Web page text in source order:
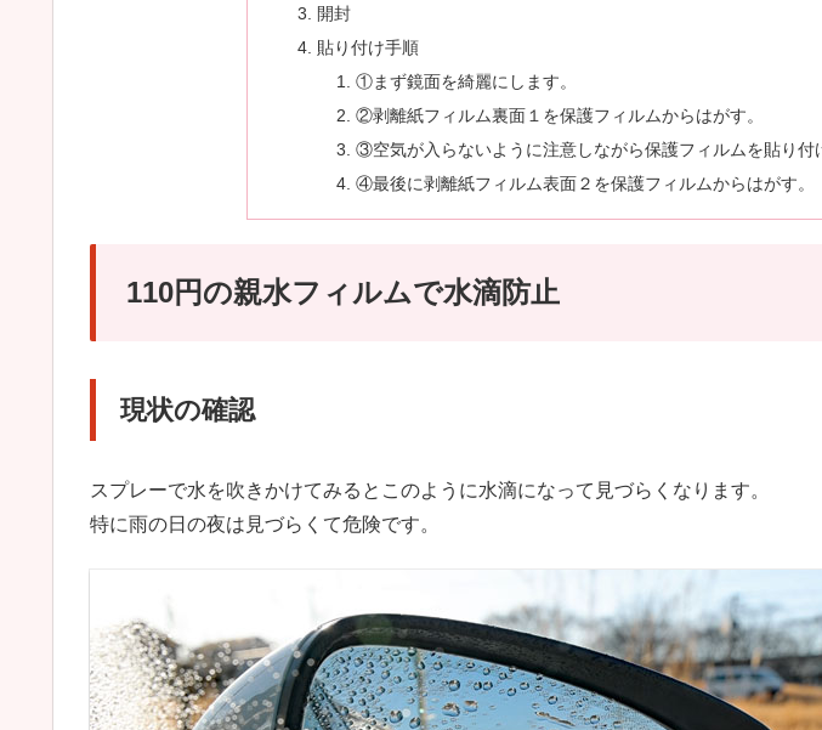
開封
貼り付け手順
①まず鏡面を綺麗にします。
②剥離紙フィルム裏面１を保護フィルムからはがす。
③空気が入らないように注意しながら保護フィルムを貼り付
④最後に剥離紙フィルム表面２を保護フィルムからはがす。
110円の親水フィルムで水滴防止
現状の確認
スプレーで水を吹きかけてみるとこのように水滴になって見づらくなります。
特に雨の日の夜は見づらくて危険です。